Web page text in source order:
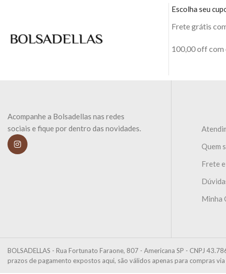
Escolha seu
Frete grátis
100,00 off com
Acompanhe a Bolsadellas nas redes
sociais e fique por dentro das novidades.
Quem
Frete
Minha
BOLSADELLAS - Rua Fortunato Faraone, 807 - Americana SP - CNPJ
prazos de pagamento expostos aqui, são válidos apenas para compras via